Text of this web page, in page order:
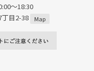
～18:30
目2-38
Map